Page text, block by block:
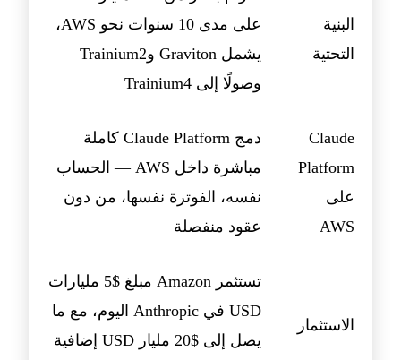
البنية
التحتية
على مدى 10 سنوات نحو AWS،
يشمل Graviton وTrainium2
وصولًا إلى Trainium4
Claude
Platform
على
AWS
دمج Claude Platform كاملة
مباشرة داخل AWS — الحساب
نفسه، الفوترة نفسها، من دون
عقود منفصلة
الاستثمار
تستثمر Amazon مبلغ $5 مليارات
USD في Anthropic اليوم، مع ما
يصل إلى $20 مليار USD إضافية